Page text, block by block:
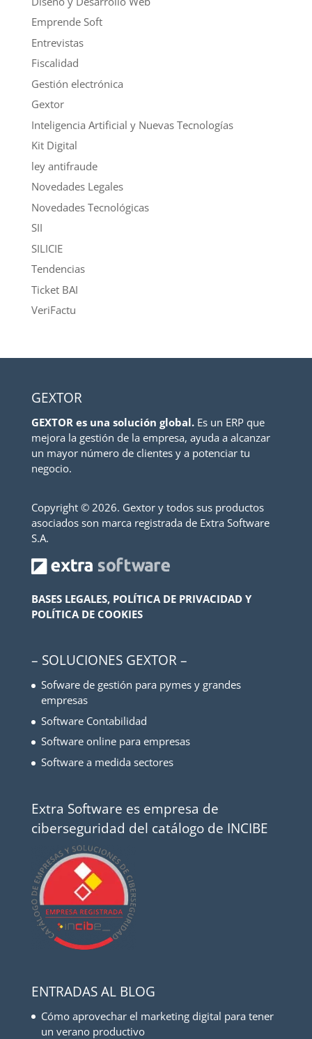
Emprende Soft
Entrevistas
Fiscalidad
Gestión electrónica
Gextor
Inteligencia Artificial y Nuevas Tecnologías
Kit Digital
ley antifraude
Novedades Legales
Novedades Tecnológicas
SII
SILICIE
Tendencias
Ticket BAI
VeriFactu
GEXTOR
GEXTOR es una solución global.Es un ERP que
mejora la gestión de la empresa, ayuda a alcanzar
un mayor número de clientes y a potenciar tu
negocio.
Copyright © 2026. Gextor y todos sus productos
asociados son marca registrada de Extra Software
S.A.
BASES LEGALES, POLÍTICA DE PRIVACIDAD Y
POLÍTICA DE COOKIES
– SOLUCIONES GEXTOR –
Sofware de gestión para pymes y grandes
empresas
Software Contabilidad
Software online para empresas
Software a medida sectores
Extra Software es empresa de
ciberseguridad del catálogo de INCIBE
ENTRADAS AL BLOG
Cómo aprovechar el marketing digital para tener
un verano productivo